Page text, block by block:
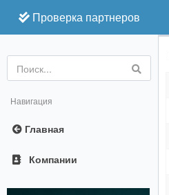
Проверка партнеров
Online
Навигация
Главная
Компании